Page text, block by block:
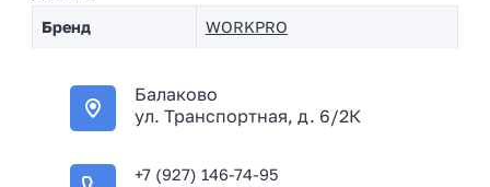
Бренд WORKPRO
Балаково
ул. Транспортная, д. 6/2К
+7 (927) 146-74-95